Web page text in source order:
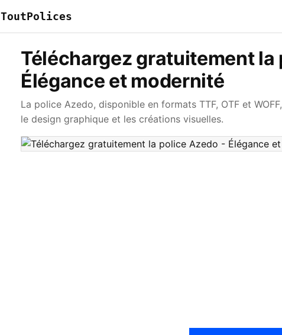
ToutPolices
Téléchargez gratuitement la
Élégance et modernité
La police Azedo, disponible en formats TTF, OTF et
le design graphique et les créations visuelles.